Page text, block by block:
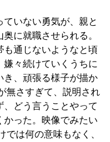
いない勇気が、親と
に就職させられる。
も通じないようなと頃
々続けていくうちに
き、頑張る様子が描か
無さすぎて、説明され
どう言うことやって
かった。映像でみたい
では何の意味もなく、